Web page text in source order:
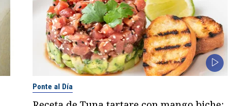
Ponte al Día